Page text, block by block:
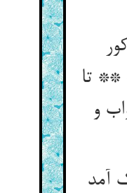
** تا
و
آمد